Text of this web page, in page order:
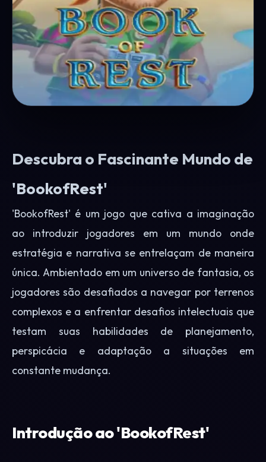
Descubra o Fascinante Mundo de
'BookofRest'
'BookofRest' é um jogo que cativa a imaginação
ao introduzir jogadores em um mundo onde
estratégia e narrativa se entrelaçam de maneira
única. Ambientado em um universo de fantasia, os
jogadores são desafiados a navegar por terrenos
complexos e a enfrentar desafios intelectuais que
testam suas habilidades de planejamento,
perspicácia e adaptação a situações em
constante mudança.
Introdução ao 'BookofRest'